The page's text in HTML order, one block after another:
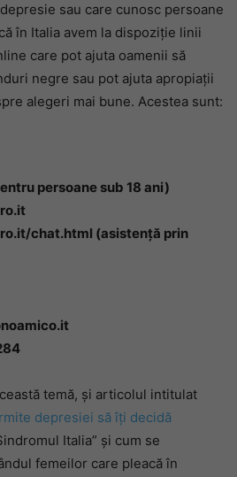
sau care cunosc persoane
în Italia avem la dispoziție linii
care pot ajuta oamenii să
negre sau pot ajuta apropiații
alegeri mai bune. Acestea sunt:
persoane sub 18 ani)
chat.html (asistenţă prin
temă, și articolul intitulat
depresiei să îți decidă
Italia” și cum se
femeilor care pleacă în